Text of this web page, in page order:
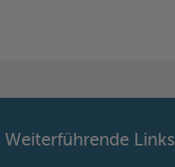
Weiterführende Links